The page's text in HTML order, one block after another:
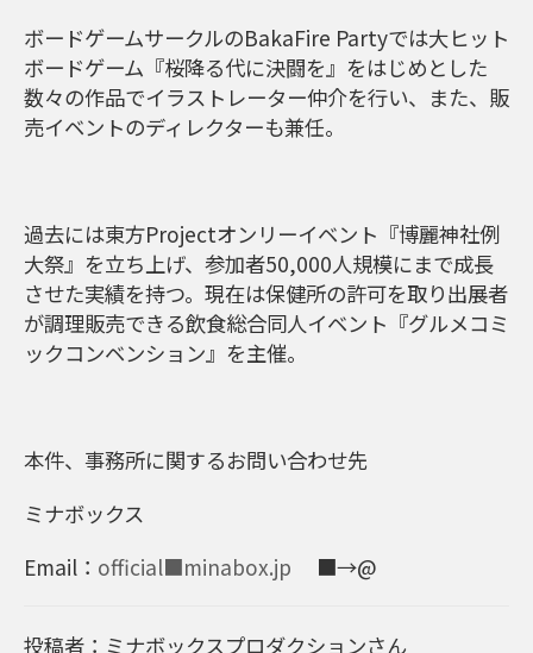
ボードゲームサークルのBakaFire Partyでは大ヒット
ボードゲーム『桜降る代に決闘を』をはじめとした
数々の作品でイラストレーター仲介を行い、また、販
売イベントのディレクターも兼任。
過去には東方Projectオンリーイベント『博麗神社例
大祭』を立ち上げ、参加者50,000人規模にまで成長
させた実績を持つ。現在は保健所の許可を取り出展者
が調理販売できる飲食総合同人イベント『グルメコミ
ックコンベンション』を主催。
本件、事務所に関するお問い合わせ先
ミナボックス
Email： official■minabox.jp ■→@
投稿者：ミナボックスプロダクションさん